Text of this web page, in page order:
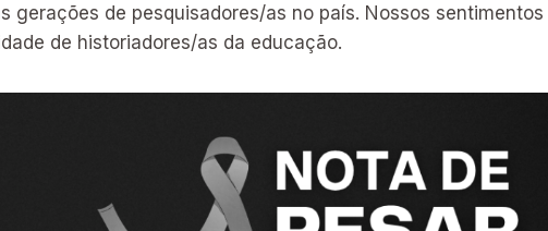
gerações de pesquisadores/as no país. Nossos
de historiadores/as da educação.